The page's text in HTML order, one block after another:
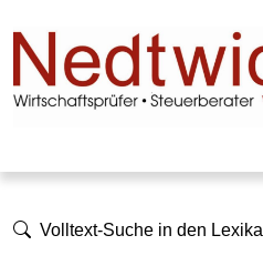
Volltext-Suche in den Lexika